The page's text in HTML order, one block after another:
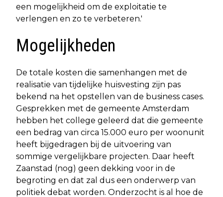
een mogelijkheid om de exploitatie te
verlengen en zo te verbeteren.'
Mogelijkheden
De totale kosten die samenhangen met de
realisatie van tijdelijke huisvesting zijn pas
bekend na het opstellen van de business cases.
Gesprekken met de gemeente Amsterdam
hebben het college geleerd dat die gemeente
een bedrag van circa 15.000 euro per woonunit
heeft bijgedragen bij de uitvoering van
sommige vergelijkbare projecten. Daar heeft
Zaanstad (nog) geen dekking voor in de
begroting en dat zal dus een onderwerp van
politiek debat worden. Onderzocht is al hoe de